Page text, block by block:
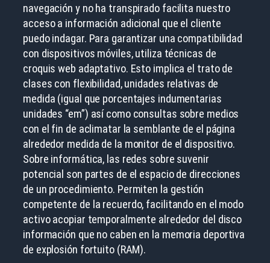
navegación y no ha transpirado facilita nuestro
acceso a información adicional que el cliente
puedo indagar. Para garantizar una compatibilidad
con dispositivos móviles, utiliza técnicas de
croquis web adaptativo. Esto implica el trato de
clases con flexibilidad, unidades relativas de
medida (igual que porcentajes indumentarias
unidades “em”) así­ como consultas sobre medios
con el fin de aclimatar la semblante de el página
alrededor medida de la monitor de el dispositivo.
Sobre informática, las redes sobre suvenir
potencial son partes de el espacio de direcciones
de un procedimiento. Permiten la gestión
competente de la recuerdo, facilitando en el modo
activo acopiar temporalmente alrededor del disco
información que no caben en la memoria deportiva
de explosión fortuito (RAM).